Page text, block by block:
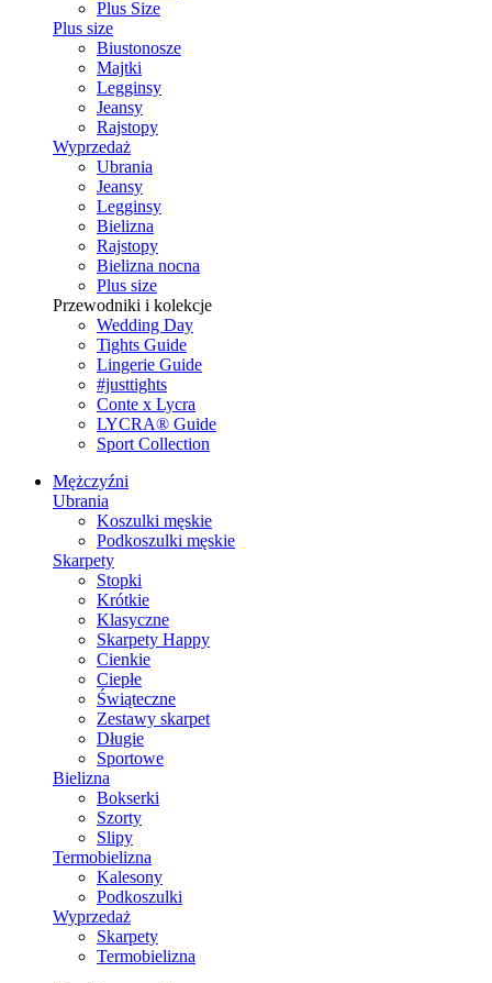
Plus Size
Plus size
Biustonosze
Majtki
Legginsy
Jeansy
Rajstopy
Wyprzedaż
Ubrania
Jeansy
Legginsy
Bielizna
Rajstopy
Bielizna nocna
Plus size
Przewodniki i kolekcje
Wedding Day
Tights Guide
Lingerie Guide
#justtights
Conte x Lycra
LYCRA® Guide
Sport Сollection
Mężczyźni
Ubrania
Koszulki męskie
Podkoszulki męskie
Skarpety
Stopki
Krótkie
Klasyczne
Skarpety Happy
Cienkie
Ciepłe
Świąteczne
Zestawy skarpet
Długie
Sportowe
Bielizna
Bokserki
Szorty
Slipy
Termobielizna
Kalesony
Podkoszulki
Wyprzedaż
Skarpety
Termobielizna